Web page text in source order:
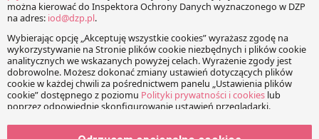
Twój adres e-mail nie zostanie opublikowany.
pola są oznaczone*
Wiadomość